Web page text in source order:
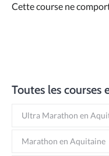
Cette course ne
Toutes les courses
Ultra Marathon en
Marathon en Aquitaine